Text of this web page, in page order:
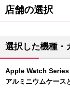
店舗の選択
選択した機種・
Apple Watch Series
アルミニウムケース